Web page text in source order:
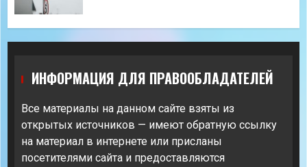
ИНФОРМАЦИЯ ДЛЯ ПРАВООБЛАДАТЕЛЕЙ
Все материалы на данном сайте взяты из
открытых источников — имеют обратную ссылку
на материал в интернете или присланы
посетителями сайта и предоставляются